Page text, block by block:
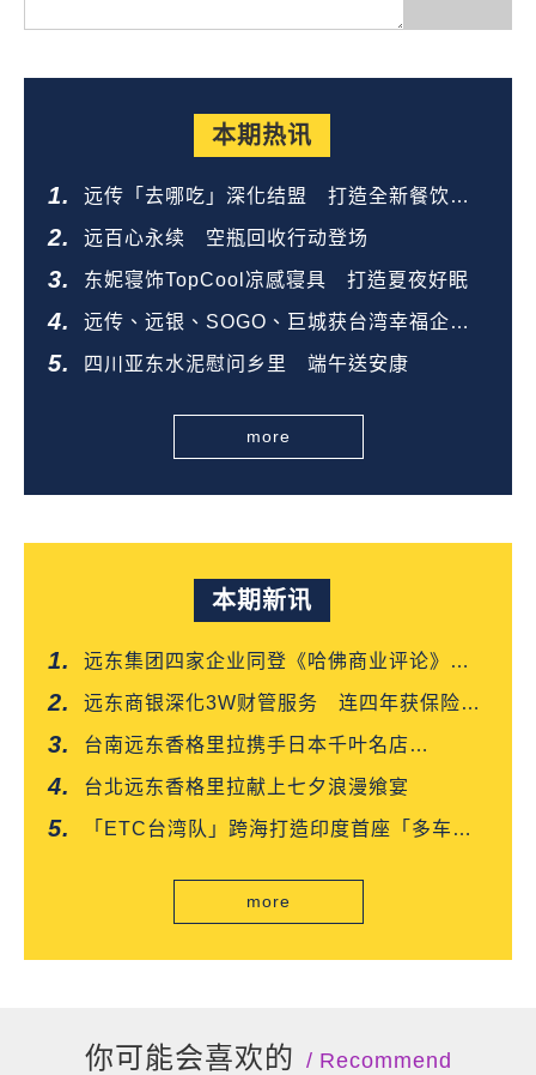
本期热讯
远传「去哪吃」深化结盟 打造全新餐饮生
态圈
远百心永续 空瓶回收行动登场
东妮寝饰TopCool凉感寝具 打造夏夜好眠
远传、远银、SOGO、巨城获台湾幸福企业
金奖
四川亚东水泥慰问乡里 端午送安康
more
本期新讯
远东集团四家企业同登《哈佛商业评论》
「台湾企业领袖100强」
远东商银深化3W财管服务 连四年获保险信
望爱双奖肯定
台南远东香格里拉携手日本千叶名店
「CROISSANT」 得奖可颂抢先上市
台北远东香格里拉献上七夕浪漫飨宴
「ETC台湾队」跨海打造印度首座「多车道
more
你可能会喜欢的 Recommend